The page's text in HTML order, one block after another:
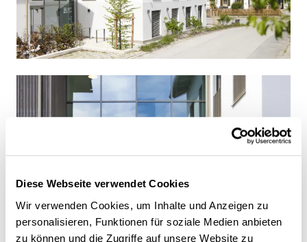
Diese Webseite verwendet Cookies
Wir verwenden Cookies, um Inhalte und Anzeigen zu
personalisieren, Funktionen für soziale Medien anbieten
zu können und die Zugriffe auf unsere Website zu